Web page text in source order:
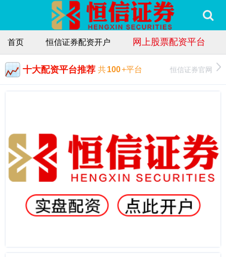
首页 恒信证券配资开户 网上股票配资平台
十大配资平台推荐 共100+平台 恒信证券官网